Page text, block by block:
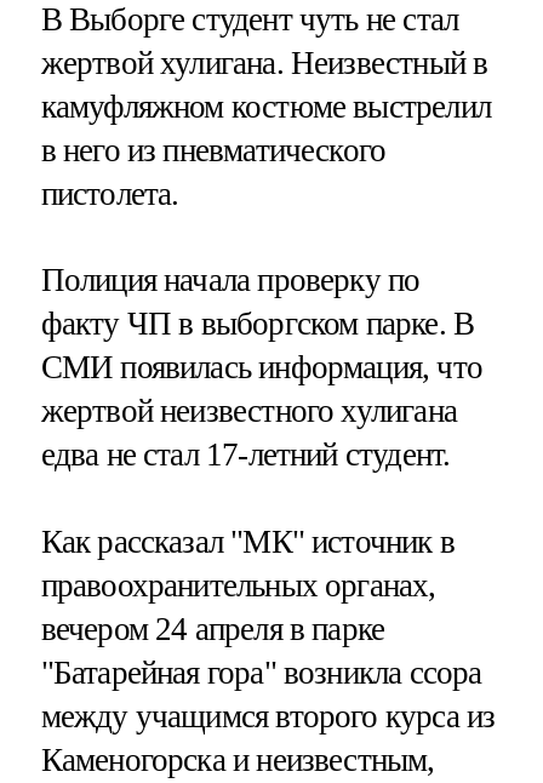
В Выборге студент чуть не стал
жертвой хулигана. Неизвестный в
камуфляжном костюме выстрелил
в него из пневматического
пистолета.
Полиция начала проверку по
факту ЧП в выборгском парке. В
СМИ появилась информация, что
жертвой неизвестного хулигана
едва не стал 17-летний студент.
Как рассказал "МК" источник в
правоохранительных органах,
вечером 24 апреля в парке
"Батарейная гора" возникла ссора
между учащимся второго курса из
Каменогорска и неизвестным,